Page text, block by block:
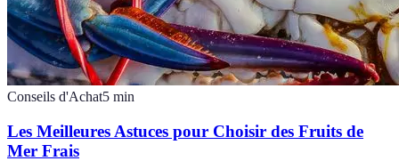
Conseils d'Achat5 min
Les Meilleures Astuces pour Choisir des Fruits de
Mer Frais